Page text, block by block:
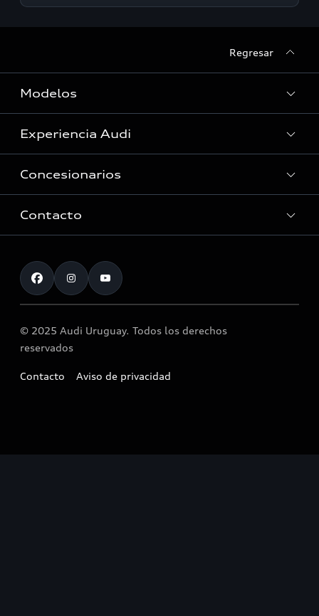
Regresar
Modelos
Ver Modelos
Experiencia Audi
Historia
Tecnologia quattro®
Audi Motorsport
Noticias
Concesionarios
Audi Zentrum Montevideo
Accesorios originales Audi®
Atención al cliente
Llamado a revisión airbag Takata
Contacto
Atención al cliente
© 2025 Audi Uruguay. Todos los derechos
reservados
Contacto Aviso de privacidad